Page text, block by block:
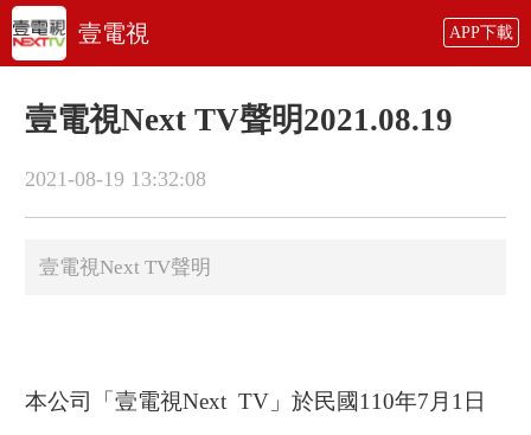
壹電視 APP下載
壹電視Next TV聲明2021.08.19
2021-08-19 13:32:08
壹電視Next TV聲明
本公司「壹電視Next TV」於民國110年7月1日